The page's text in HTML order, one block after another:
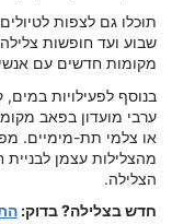
תוכלו גם לצפות
שבוע ועד חופשות
מקומות חדשים עם
בנוסף לפעילויות
ערבי מועדון בפאב
או צלמי תת-מימיים.
מהצלילות עצמן לבניית
הצלילה.
חדש בצלילה? בדוק: התחל